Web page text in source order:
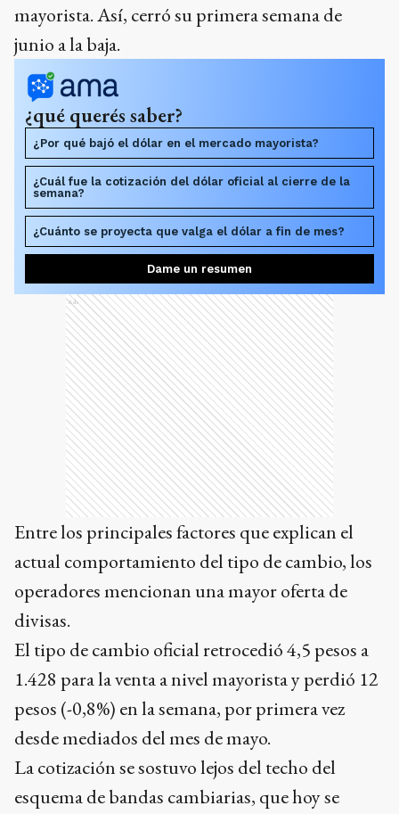
mayorista. Así, cerró su primera semana de
junio a la baja.
¿qué querés saber?
¿Por qué bajó el dólar en el mercado mayorista?
¿Cuál fue la cotización del dólar oficial al cierre de la
semana?
¿Cuánto se proyecta que valga el dólar a fin de mes?
Dame un resumen
Ads
Entre los principales factores que explican el
actual comportamiento del tipo de cambio, los
operadores mencionan una mayor oferta de
divisas.
El tipo de cambio oficial retrocedió 4,5 pesos a
1.428 para la venta a nivel mayorista y perdió 12
pesos (-0,8%) en la semana, por primera vez
desde mediados del mes de mayo.
La cotización se sostuvo lejos del techo del
esquema de bandas cambiarias, que hoy se